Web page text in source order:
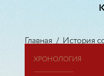
Главная / История
ХРОНОЛОГИЯ